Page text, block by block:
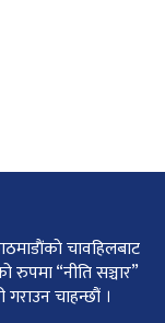
चावहिलबाट
“नीति सञ्चार”
चाहन्छौं ।